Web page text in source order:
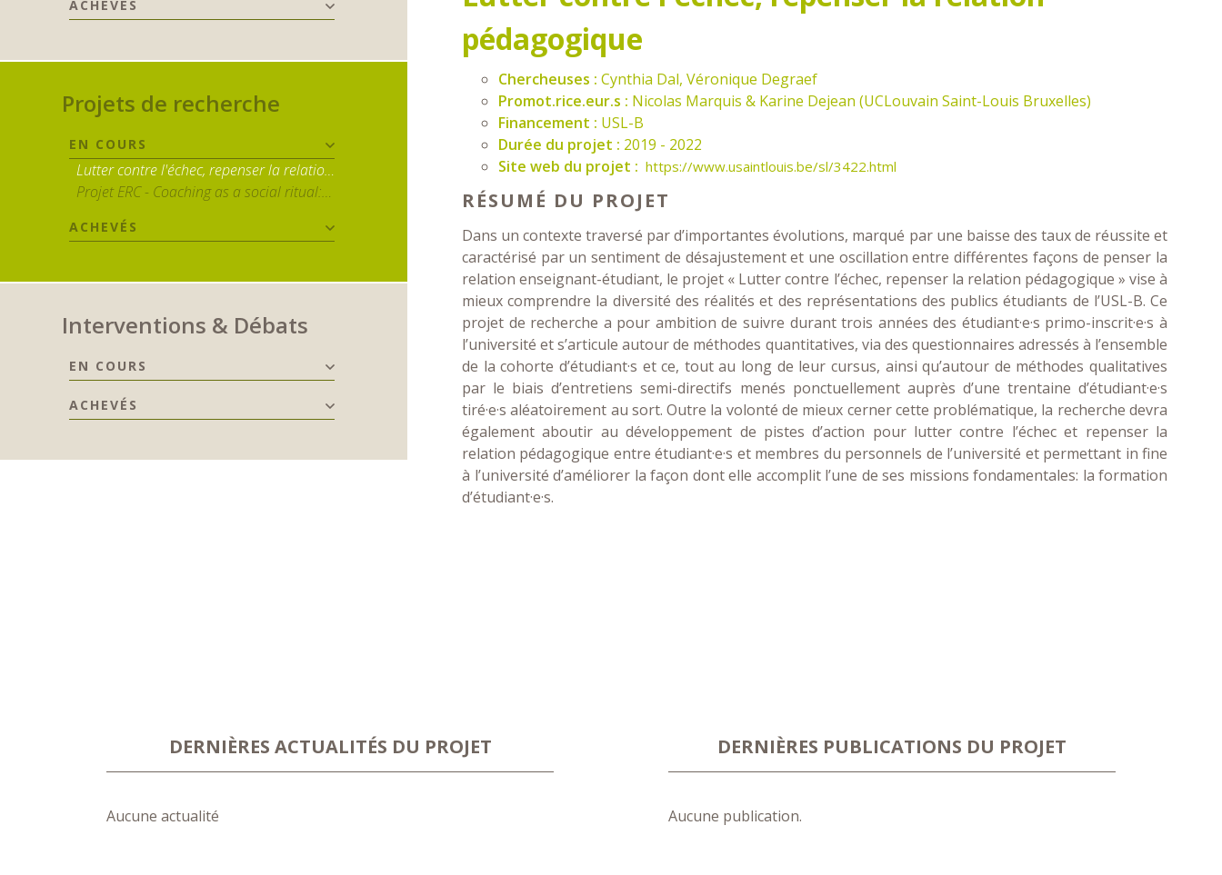
ACHEVÉS
Projets de recherche
EN COURS
Lutter contre l'échec, repenser la relation pédagogique
Projet ERC - Coaching as a social ritual: acting on people in a liberal individualistic society (parenting, education, mental health care)
ACHEVÉS
Interventions & Débats
EN COURS
ACHEVÉS
pédagogique
Chercheuses : Cynthia Dal, Véronique Degraef
Promot.rice.eur.s : Nicolas Marquis & Karine Dejean (UCLouvain Saint-Louis Bruxelles)
Financement : USL-B
Durée du projet : 2019 - 2022
Site web du projet : https://www.usaintlouis.be/sl/3422.html
RÉSUMÉ DU PROJET
Dans un contexte traversé par d’importantes évolutions, marqué par une baisse des taux de réussite et
caractérisé par un sentiment de désajustement et une oscillation entre différentes façons de penser la
relation enseignant-étudiant, le projet « Lutter contre l’échec, repenser la relation pédagogique » vise à
mieux comprendre la diversité des réalités et des représentations des publics étudiants de l’USL-B. Ce
projet de recherche a pour ambition de suivre durant trois années des étudiant·e·s primo-inscrit·e·s à
l’université et s’articule autour de méthodes quantitatives, via des questionnaires adressés à l’ensemble
de la cohorte d’étudiant·s et ce, tout au long de leur cursus, ainsi qu’autour de méthodes qualitatives
par le biais d’entretiens semi-directifs menés ponctuellement auprès d’une trentaine d’étudiant·e·s
tiré·e·s aléatoirement au sort. Outre la volonté de mieux cerner cette problématique, la recherche devra
également aboutir au développement de pistes d’action pour lutter contre l’échec et repenser la
relation pédagogique entre étudiant·e·s et membres du personnels de l’université et permettant in fine
à l’université d’améliorer la façon dont elle accomplit l’une de ses missions fondamentales: la formation
d’étudiant·e·s.
DERNIÈRES ACTUALITÉS DU PROJET
Aucune actualité
DERNIÈRES PUBLICATIONS DU PROJET
Aucune publication.